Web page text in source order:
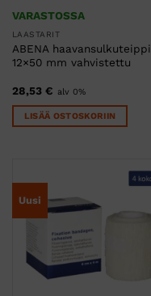
VARASTOSSA
LAASTARIT
ABENA haavansulkuteippi
12×50 mm vahvistettu
28,53 € alv 0%
LISÄÄ OSTOSKORIIN
Uusi